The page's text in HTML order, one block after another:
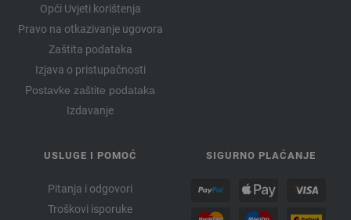
Opći Uvjeti korištenja
Pravo na otkazivanje ugovora
Zaštita podataka
Izjava o pristupačnosti
Postavke zaštite podataka
Izdavanje
USLUGE I POMOĆ
Pitanja i odgovori
Troškovi isporuke
SIGURNO PLAĆANJE